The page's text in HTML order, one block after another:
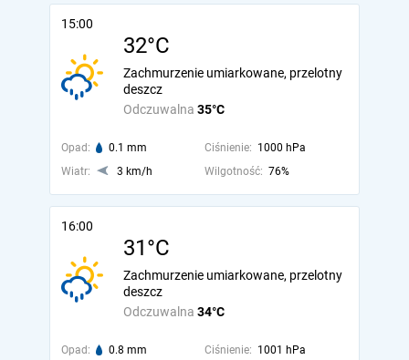
15:00
32°C
Odczuwalna 35°C
Zachmurzenie umiarkowane, przelotny
deszcz
Opad: 0.1 mm Ciśnienie: 1000 hPa
Wiatr:
3 km/h Wilgotność: 76%
16:00
31°C
Odczuwalna 34°C
Zachmurzenie umiarkowane, przelotny
deszcz
Opad: 0.8 mm Ciśnienie: 1001 hPa